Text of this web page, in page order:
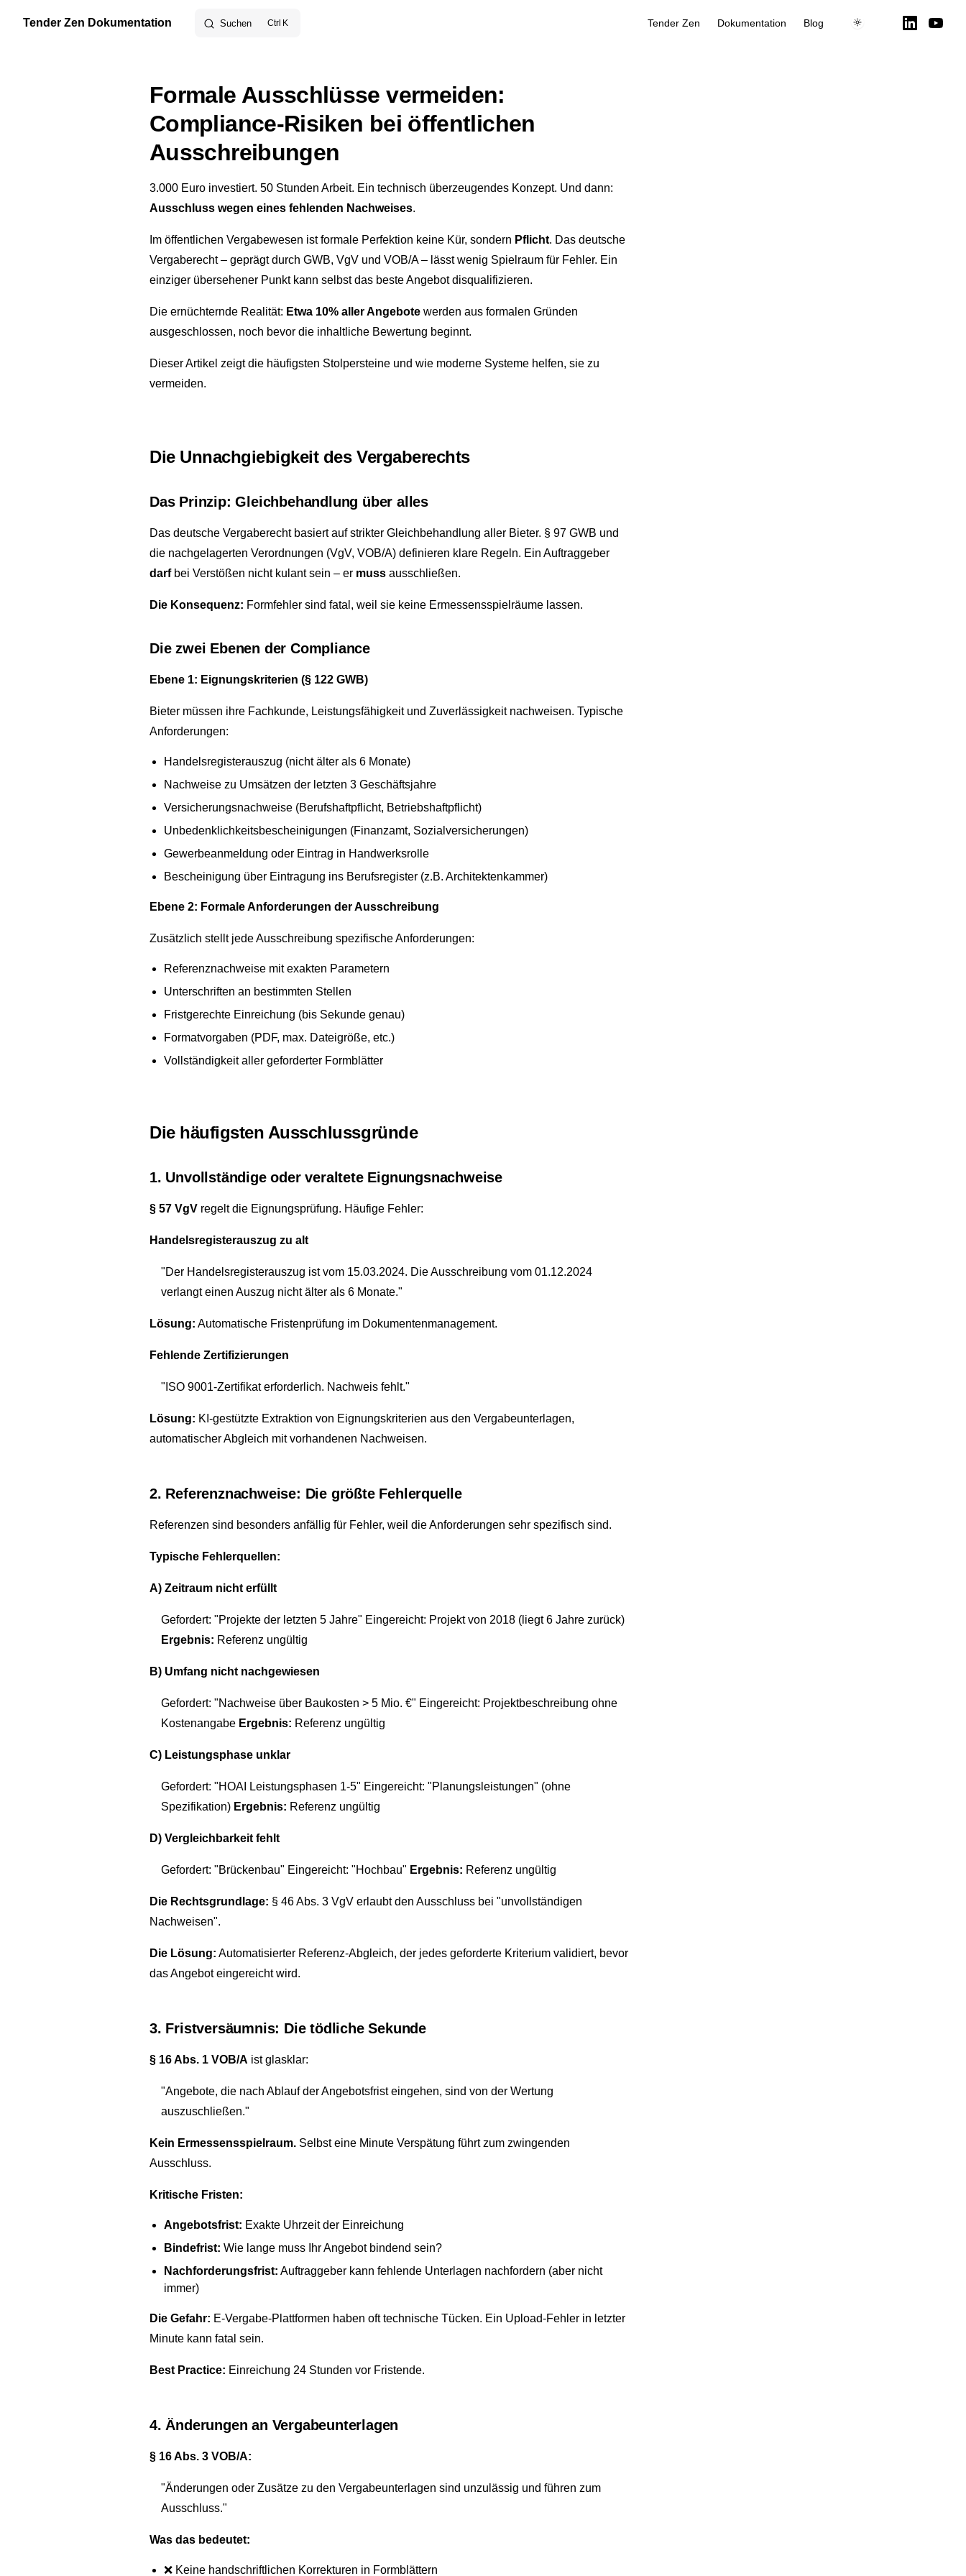
Skip to content
Tender Zen Dokumentation Suchen K Tender Zen Dokumentation Blog
Formale Ausschlüsse vermeiden:
Compliance-Risiken bei öffentlichen
Ausschreibungen
3.000 Euro investiert. 50 Stunden Arbeit. Ein technisch überzeugendes Konzept. Und dann:
Ausschluss wegen eines fehlenden Nachweises.
Im öffentlichen Vergabewesen ist formale Perfektion keine Kür, sondern Pflicht. Das deutsche
Vergaberecht – geprägt durch GWB, VgV und VOB/A – lässt wenig Spielraum für Fehler. Ein
einziger übersehener Punkt kann selbst das beste Angebot disqualifizieren.
Die ernüchternde Realität: Etwa 10% aller Angebote werden aus formalen Gründen
ausgeschlossen, noch bevor die inhaltliche Bewertung beginnt.
Dieser Artikel zeigt die häufigsten Stolpersteine und wie moderne Systeme helfen, sie zu
vermeiden.
Die Unnachgiebigkeit des Vergaberechts
Das Prinzip: Gleichbehandlung über alles
Das deutsche Vergaberecht basiert auf strikter Gleichbehandlung aller Bieter. § 97 GWB und
die nachgelagerten Verordnungen (VgV, VOB/A) definieren klare Regeln. Ein Auftraggeber
darfbei Verstößen nicht kulant sein – er muss ausschließen.
Die Konsequenz: Formfehler sind fatal, weil sie keine Ermessensspielräume lassen.
Die zwei Ebenen der Compliance
Ebene 1: Eignungskriterien (§ 122 GWB)
Bieter müssen ihre Fachkunde, Leistungsfähigkeit und Zuverlässigkeit nachweisen. Typische
Anforderungen:
Handelsregisterauszug (nicht älter als 6 Monate)
Nachweise zu Umsätzen der letzten 3 Geschäftsjahre
Versicherungsnachweise (Berufshaftpflicht, Betriebshaftpflicht)
Unbedenklichkeitsbescheinigungen (Finanzamt, Sozialversicherungen)
Gewerbeanmeldung oder Eintrag in Handwerksrolle
Bescheinigung über Eintragung ins Berufsregister (z.B. Architektenkammer)
Ebene 2: Formale Anforderungen der Ausschreibung
Zusätzlich stellt jede Ausschreibung spezifische Anforderungen:
Referenznachweise mit exakten Parametern
Unterschriften an bestimmten Stellen
Fristgerechte Einreichung (bis Sekunde genau)
Formatvorgaben (PDF, max. Dateigröße, etc.)
Vollständigkeit aller geforderter Formblätter
Die häufigsten Ausschlussgründe
1. Unvollständige oder veraltete Eignungsnachweise
§ 57 VgV regelt die Eignungsprüfung. Häufige Fehler:
Handelsregisterauszug zu alt
"Der Handelsregisterauszug ist vom 15.03.2024. Die Ausschreibung vom 01.12.2024
verlangt einen Auszug nicht älter als 6 Monate."
Lösung: Automatische Fristenprüfung im Dokumentenmanagement.
Fehlende Zertifizierungen
"ISO 9001-Zertifikat erforderlich. Nachweis fehlt."
Lösung: KI-gestützte Extraktion von Eignungskriterien aus den Vergabeunterlagen,
automatischer Abgleich mit vorhandenen Nachweisen.
2. Referenznachweise: Die größte Fehlerquelle
Referenzen sind besonders anfällig für Fehler, weil die Anforderungen sehr spezifisch sind.
Typische Fehlerquellen:
A) Zeitraum nicht erfüllt
Gefordert: "Projekte der letzten 5 Jahre" Eingereicht: Projekt von 2018 (liegt 6 Jahre zurück)
Ergebnis: Referenz ungültig
B) Umfang nicht nachgewiesen
Gefordert: "Nachweise über Baukosten > 5 Mio. €" Eingereicht: Projektbeschreibung ohne
Kostenangabe Ergebnis: Referenz ungültig
C) Leistungsphase unklar
Gefordert: "HOAI Leistungsphasen 1-5" Eingereicht: "Planungsleistungen" (ohne
Spezifikation) Ergebnis: Referenz ungültig
D) Vergleichbarkeit fehlt
Gefordert: "Brückenbau" Eingereicht: "Hochbau" Ergebnis: Referenz ungültig
Die Rechtsgrundlage: § 46 Abs. 3 VgV erlaubt den Ausschluss bei "unvollständigen
Nachweisen".
Die Lösung: Automatisierter Referenz-Abgleich, der jedes geforderte Kriterium validiert, bevor
das Angebot eingereicht wird.
3. Fristversäumnis: Die tödliche Sekunde
§ 16 Abs. 1 VOB/A ist glasklar:
"Angebote, die nach Ablauf der Angebotsfrist eingehen, sind von der Wertung
auszuschließen."
Kein Ermessensspielraum. Selbst eine Minute Verspätung führt zum zwingenden
Ausschluss.
Kritische Fristen:
Angebotsfrist: Exakte Uhrzeit der Einreichung
Bindefrist: Wie lange muss Ihr Angebot bindend sein?
Nachforderungsfrist: Auftraggeber kann fehlende Unterlagen nachfordern (aber nicht
immer)
Die Gefahr: E-Vergabe-Plattformen haben oft technische Tücken. Ein Upload-Fehler in letzter
Minute kann fatal sein.
Best Practice: Einreichung 24 Stunden vor Fristende.
4. Änderungen an Vergabeunterlagen
§ 16 Abs. 3 VOB/A:
"Änderungen oder Zusätze zu den Vergabeunterlagen sind unzulässig und führen zum
Ausschluss."
Was das bedeutet:
❌ Keine handschriftlichen Korrekturen in Formblättern